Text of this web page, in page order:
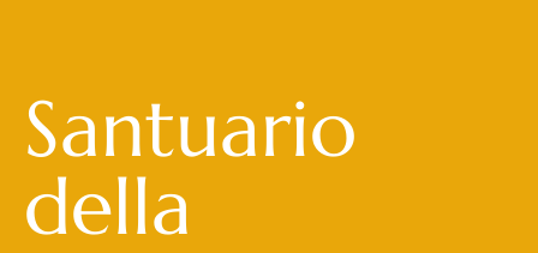
Santuario
della